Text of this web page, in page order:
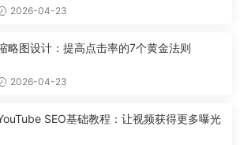
2026-04-23
略图设计：提高点击率的7个黄金法则
2026-04-23
SEO基础教程：让视频获得更多曝光